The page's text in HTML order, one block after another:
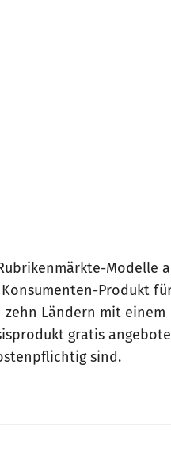
Modelle
Produkt
zehn Ländern mit einem
gratis
sind.